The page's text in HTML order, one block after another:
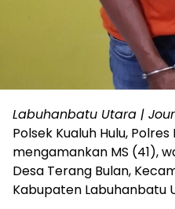
Labuhanbatu Utara |
Polsek Kualuh Hulu,
mengamankan MS (41),
Desa Terang Bulan,
Kabupaten Labuhanbatu